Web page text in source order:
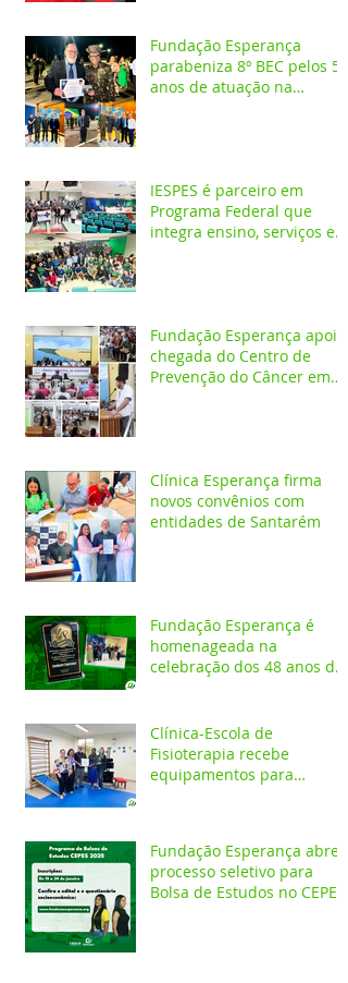
Fundação Esperança
parabeniza 8º BEC pelos 55
anos de atuação na
IESPES é parceiro em
Programa Federal que
integra ensino, serviços em
Fundação Esperança apoia
chegada do Centro de
Prevenção do Câncer em
Clínica Esperança firma
novos convênios com
entidades de Santarém
Fundação Esperança é
homenageada na
celebração dos 48 anos da
Clínica-Escola de
Fisioterapia recebe
equipamentos para
Fundação Esperança abre
processo seletivo para
Bolsa de Estudos no CEPES